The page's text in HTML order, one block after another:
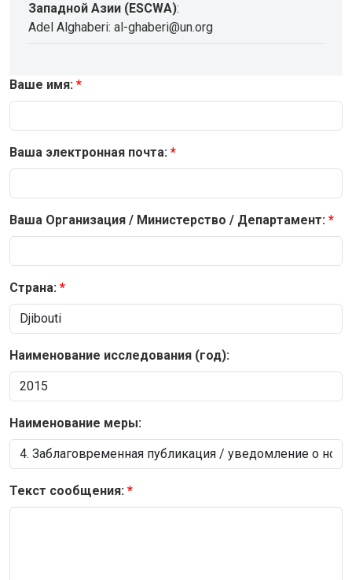
Западной Азии (ESCWA):
Adel Alghaberi: al-ghaberi@un.org
Ваше имя:
Ваша электронная почта:
Ваша Организация / Министерство / Департамент:
Страна:
Наименование исследования (год):
Наименование меры:
Текст сообщения: